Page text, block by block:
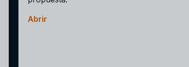
Abrir